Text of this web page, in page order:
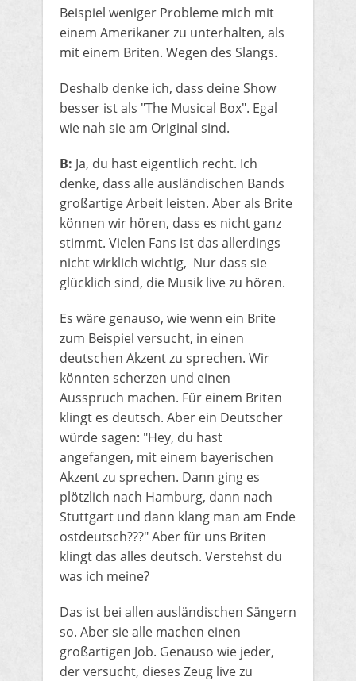
Beispiel weniger Probleme mich mit
einem Amerikaner zu unterhalten, als
mit einem Briten. Wegen des Slangs.
Deshalb denke ich, dass deine Show
besser ist als "The Musical Box". Egal
wie nah sie am Original sind.
B: Ja, du hast eigentlich recht. Ich
denke, dass alle ausländischen Bands
großartige Arbeit leisten. Aber als Brite
können wir hören, dass es nicht ganz
stimmt. Vielen Fans ist das allerdings
nicht wirklich wichtig, Nur dass sie
glücklich sind, die Musik live zu hören.
Es wäre genauso, wie wenn ein Brite
zum Beispiel versucht, in einen
deutschen Akzent zu sprechen. Wir
könnten scherzen und einen
Ausspruch machen. Für einem Briten
klingt es deutsch. Aber ein Deutscher
würde sagen: "Hey, du hast
angefangen, mit einem bayerischen
Akzent zu sprechen. Dann ging es
plötzlich nach Hamburg, dann nach
Stuttgart und dann klang man am Ende
ostdeutsch???" Aber für uns Briten
klingt das alles deutsch. Verstehst du
was ich meine?
Das ist bei allen ausländischen Sängern
so. Aber sie alle machen einen
großartigen Job. Genauso wie jeder,
der versucht, dieses Zeug live zu